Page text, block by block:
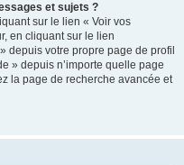
et sujets ?
sur le lien « Voir vos
en cliquant sur le lien
depuis votre propre page de profil
» depuis n’importe quelle page
la page de recherche avancée et